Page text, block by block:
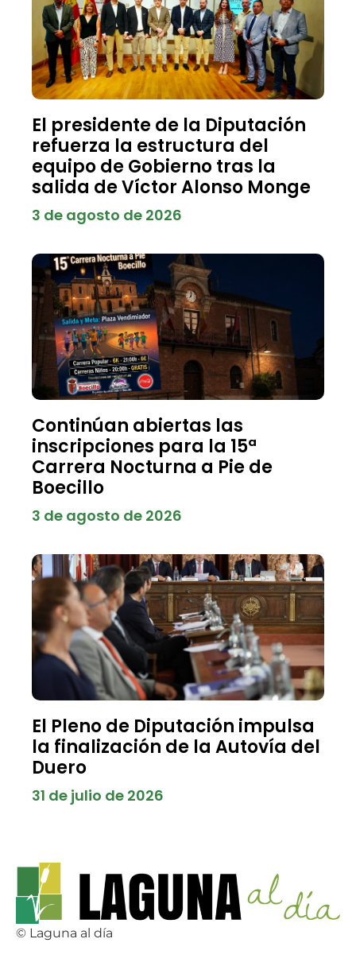
El presidente de la Diputación
refuerza la estructura del
equipo de Gobierno tras la
salida de Víctor Alonso Monge
3 de agosto de 2026
Continúan abiertas las
inscripciones para la 15ª
Carrera Nocturna a Pie de
Boecillo
3 de agosto de 2026
El Pleno de Diputación impulsa
la finalización de la Autovía del
Duero
31 de julio de 2026
© Laguna al día